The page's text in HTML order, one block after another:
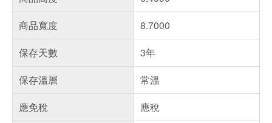
商品寬度
8.7000
保存天數
3年
保存溫層
常溫
應免稅
應稅